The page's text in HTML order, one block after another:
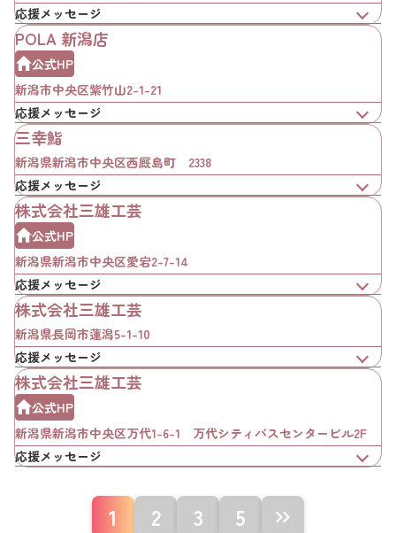
応援メッセージ
POLA 新潟店
公式HP
新潟市中央区紫竹山2-1-21
応援メッセージ
三幸鮨
新潟県新潟市中央区西厩島町 2338
応援メッセージ
株式会社三雄工芸
公式HP
新潟県新潟市中央区愛宕2-7-14
応援メッセージ
株式会社三雄工芸
新潟県長岡市蓮潟5-1-10
応援メッセージ
株式会社三雄工芸
公式HP
新潟県新潟市中央区万代1-6-1 万代シティバスセンタービル2F
応援メッセージ
1 2 3 5